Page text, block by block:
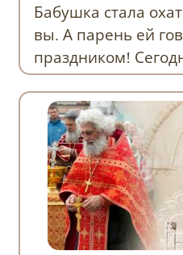
Бабушка стала
вы. А парень ей
праздником!